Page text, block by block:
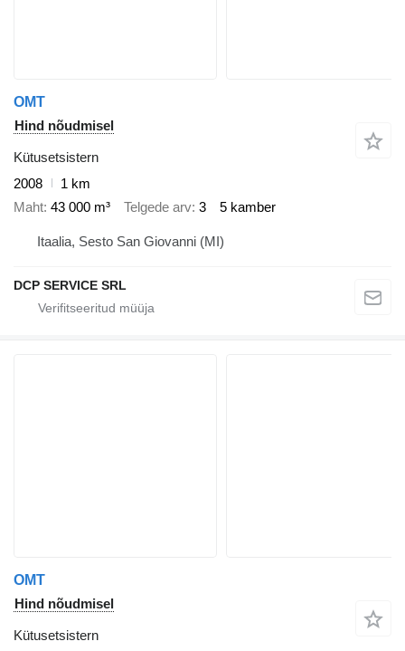
OMT
Hind nõudmisel
Kütusetsistern
2008
1 km
Maht 43 000 m³ Telgede arv 3 5 kamber
Itaalia, Sesto San Giovanni (MI)
DCP SERVICE SRL
OMT
Hind nõudmisel
Kütusetsistern